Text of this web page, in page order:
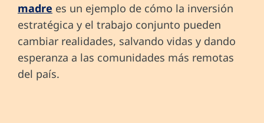
madre es un ejemplo de cómo la inversión
estratégica y el trabajo conjunto pueden
cambiar realidades, salvando vidas y dando
esperanza a las comunidades más remotas
del país.